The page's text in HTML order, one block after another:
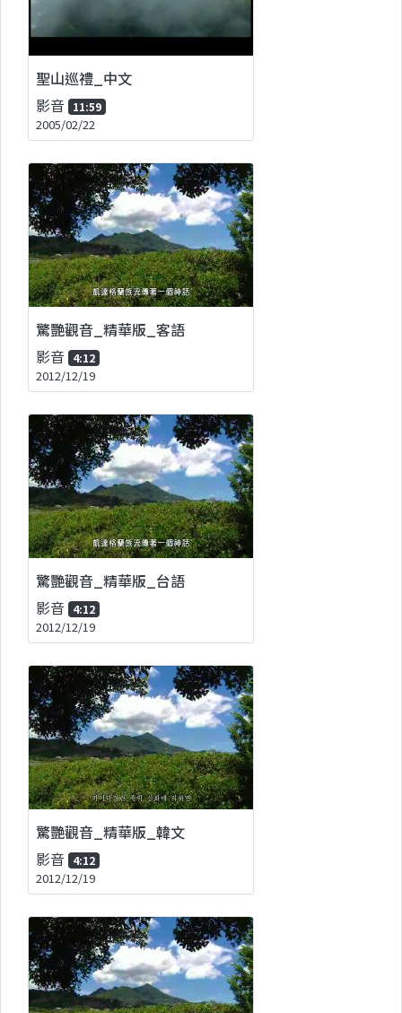
聖山巡禮_中文
影音 11:59
2005/02/22
驚艷觀音_精華版_客語
影音 4:12
2012/12/19
驚艷觀音_精華版_台語
影音 4:12
2012/12/19
驚艷觀音_精華版_韓文
影音 4:12
2012/12/19